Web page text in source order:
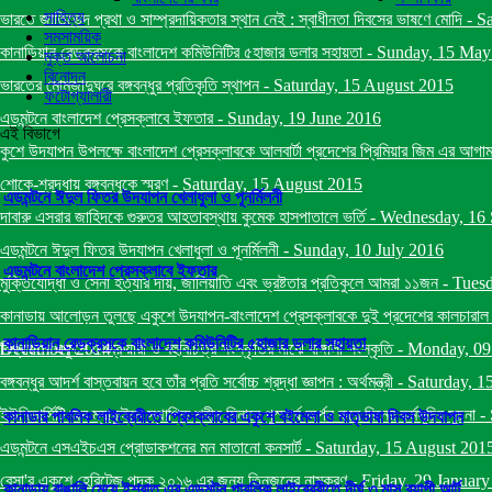
ভারতে জাতিভেদ প্রথা ও সাম্প্রদায়িকতার স্থান নেই : স্বাধীনতা দিবসের ভাষণে মোদি -
কানাডিয়ান রেডক্রসকে বাংলাদেশ কমিউনিটির ৫হাজার ডলার সহায়তা - Sunday, 15
ভারতের মোমজাদুঘরে বঙ্গবন্ধুর প্রতিকৃতি স্থাপন- Saturday, 15 August 2015
এডমন্টনে বাংলাদেশ প্রেসক্লাবে ইফতার- Sunday, 19 June 2016
কুশে উদযাপন উপলক্ষে বাংলাদেশ প্রেসক্লাবকে আলবার্টা প্রদেশের প্রিমিয়ার জিম এর আগাম
শোকে-শ্রদ্ধায় বঙ্গবন্ধুকে স্মরণ- Saturday, 15 August 2015
দাবারু এসরার জাহিদকে গুরুতর আহতাবস্থায় কুমেক হাসপাতালে ভর্তি- Wednesday, 16
এডমন্টনে ঈদুল ফিতর উদযাপন খেলাধুলা ও পূনর্মিলনী - Sunday, 10 July 2016
মুক্তিযোদ্ধা ও সেনা হত্যার দায়, জালিয়াতি এবং ভ্রষ্টতার প্রতিকুলে আমরা ১১জন-
কানাডায় আলোড়ন তুলছে একুশে উদযাপন-বাংলাদেশ প্রেসক্লাবকে দুই প্রদেশের কালচারাল
December 2014
বিশ্বায়নে একুশে ফেব্রুয়ারী ও বহুবিচিত্র সংস্কৃতির মাঝে বাঙ্গালী সংস্কৃতি- Monday,
বঙ্গবন্ধুর আদর্শ বাস্তবায়ন হবে তাঁর প্রতি সর্বোচ্চ শ্রদ্ধা জ্ঞাপন : অর্থমন্ত্রী - Saturday,
ইউনিভার্সিটি অব ম্যাকুইনে স্থাপিত শহীদ মিনারে পুস্পার্ঘ অর্পন করে দিনের কর্মসূচির সুচনা -
এডমন্টনে এসএইচএস প্রোডাকশনের মন মাতানো কনসার্ট- Saturday, 15 August
বেসা'র একুশে হেরিটেজ পদক ২০১৬ এর জন্য তিনজনের নামকরণ-Friday, 29
সাহিত্য
সমসাময়িক
মুক্ত আলোচনা
বিনোদন
ফটোগ্যালারী
এই বিভাগে
এডমন্টনে ঈদুল ফিতর উদযাপন খেলাধুলা ও পূনর্মিলনী
এডমন্টনে বাংলাদেশ প্রেসক্লাবে ইফতার
কানাডিয়ান রেডক্রসকে বাংলাদেশ কমিউনিটির ৫হাজার ডলার সহায়তা
কানাডার পাবলিক লাইব্রেরীতে প্রেসক্লাবের একুশে বইমেলা ও মাতৃভাষা দিবস উদযাপন